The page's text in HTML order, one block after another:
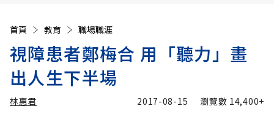
首頁 教育 職場職涯
視障患者鄭梅合 用「聽力」畫
出人生下半場
林惠君 2017-08-15 瀏覽數 14,400+